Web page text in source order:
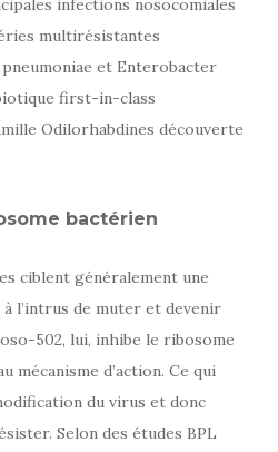
multirésistantes
et Enterobacter
first-in-class
Odilorhabdines découverte
bactérien
ciblent généralement une
l’intrus de muter et devenir
502, lui, inhibe le ribosome
mécanisme d’action. Ce qui
du virus et donc
Selon des études BPL